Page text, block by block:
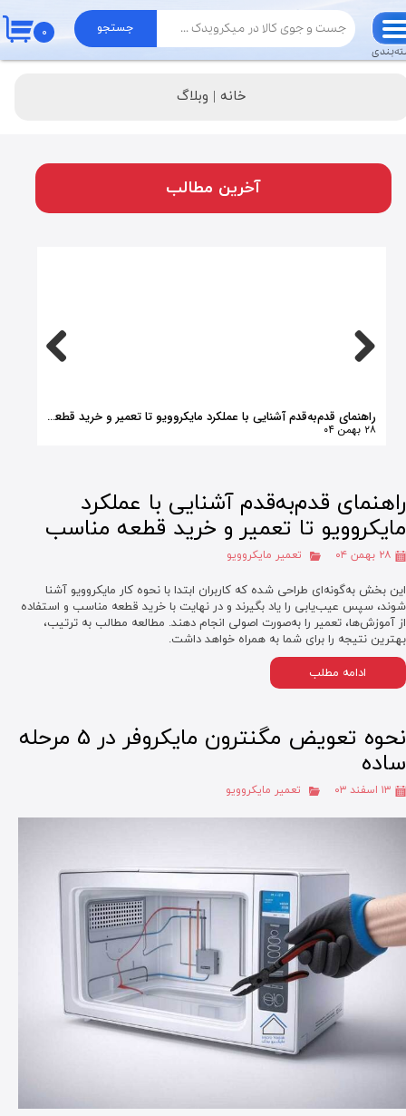
جستجو ۰
خانه | وبلاگ
راهنمای قدم‌به‌قدم آشنایی با عملکرد
مایکروویو تا تعمیر و خرید قطعه مناسب
۲۸ بهمن ۰۴ تعمیر مایکروویو
این بخش به‌گونه‌ای طراحی شده که کاربران ابتدا با نحوه کار مایکروویو آشنا
شوند، سپس عیب‌یابی را یاد بگیرند و در نهایت با خرید قطعه مناسب و استفاده
از آموزش‌ها، تعمیر را به‌صورت اصولی انجام دهند. مطالعه مطالب به ترتیب،
بهترین نتیجه را برای شما به همراه خواهد داشت.
ادامه مطلب
نحوه تعویض مگنترون مایکروفر در 5 مرحله
ساده
۱۳ اسفند ۰۳ تعمیر مایکروویو
آخرین مطالب
راهنمای قدم‌به‌قدم آشنایی با عملکرد مایکروویو تا تعمیر و خرید قطعه مناسب
۲۸ بهمن ۰۴
حساب کاربری من
خروج از حساب کاربری